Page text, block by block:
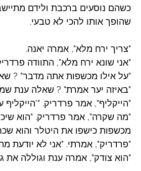
כשהם נוסעים ברכבת ולידם
שהופך אותו להכי לא טבעי.
"צריך ירח מלא", אמרה יאנה.
"אני שונא ירח מלא", התוודה
"על אילו מכשפות אתה מדבר" ?
"באיזה יער אמרת" ? שאלה ענת
"הייקליף", אמר פרדריק. "'הייקליף
"מה שקרה", אמר פרדריק. "הוא
מכשפות כישפו את היטלר והוא
"פרדריק", אמרתי. "אני לא יודעת
"הוא צודק", אמרה ענת וגוללה את